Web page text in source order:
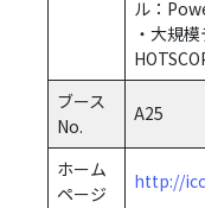
ル：
・大規
ブース
No.
A25
ホーム
ページ
http://